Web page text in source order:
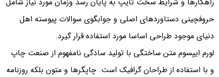
حروفچینی دستاوردهای اصلی و جوابگوی سوالات پیوسته اهل
دنیای موجود طراحی اساسا مورد استفاده قرار گیرد.
لورم ایپسوم متن ساختگی با تولید سادگی نامفهوم از صنعت چاپ
و با استفاده از طراحان گرافیک است. چاپگرها و متون بلکه روزنامه